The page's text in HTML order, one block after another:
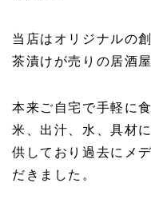
当店はオリジナルの
茶漬けが売りの居酒
本来ご自宅で手軽に
米、出汁、水、具材
供しており過去にメ
だきました。